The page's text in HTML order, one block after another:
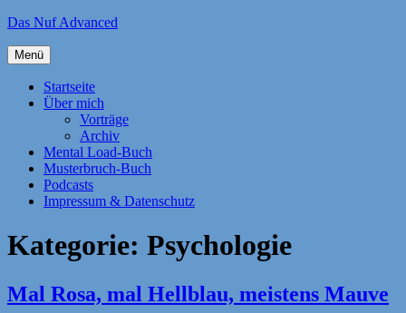
Zum
springen
Das Nuf Advanced
Menü
Startseite
Über mich
Vorträge
Archiv
Mental Load-Buch
Musterbruch-Buch
Podcasts
Impressum & Datenschutz
Kategorie: Psychologie
Mal Rosa, mal Hellblau, meistens Mauve